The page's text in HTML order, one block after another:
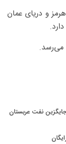
و دریای‌ عمان
نفت عربستان